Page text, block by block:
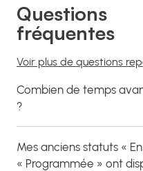
Questions
fréquentes
Voir plus de questions
Combien de temps
?
Mes anciens statuts «
« Programmée » ont